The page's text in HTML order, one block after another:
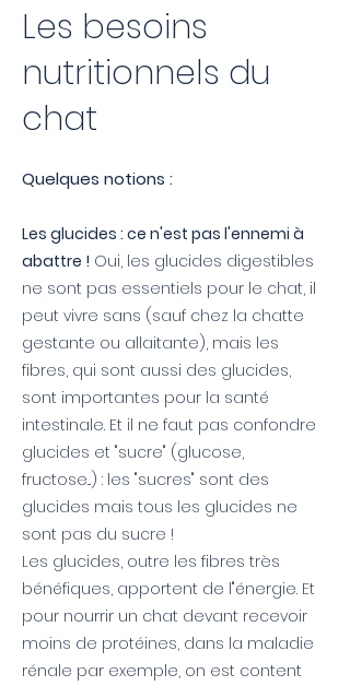
Les besoins
nutritionnels du
chat
Quelques notions :
Les glucides : ce n'est pas l'ennemi à
abattre ! Oui, les glucides digestibles
ne sont pas essentiels pour le chat, il
peut vivre sans (sauf chez la chatte
gestante ou allaitante), mais les
fibres, qui sont aussi des glucides,
sont importantes pour la santé
intestinale. Et il ne faut pas confondre
glucides et "sucre" (glucose,
fructose...) : les "sucres" sont des
glucides mais tous les glucides ne
sont pas du sucre !
Les glucides, outre les fibres très
bénéfiques, apportent de l"énergie. Et
pour nourrir un chat devant recevoir
moins de protéines, dans la maladie
rénale par exemple, on est content